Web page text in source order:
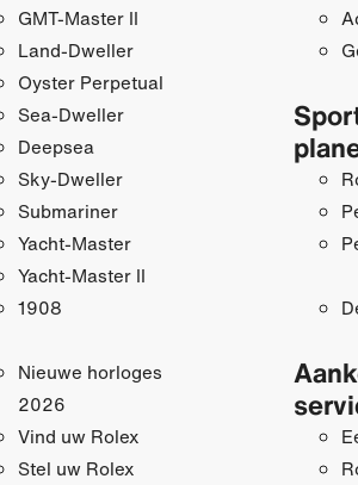
GMT-Master II
Land-Dweller
Oyster Perpetual
Sea-Dweller
Deepsea
Sky-Dweller
Submariner
Yacht-Master
Yacht-Master II
1908
Nieuwe horloges
2026
Vind uw Rolex
Stel uw Rolex